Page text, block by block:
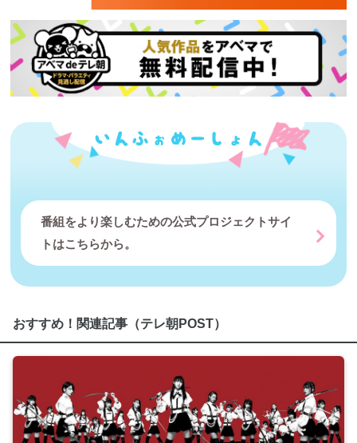
番組をより楽しむための公式プロジェクトサイ
トはこちらから。
おすすめ！関連記事（テレ朝POST）